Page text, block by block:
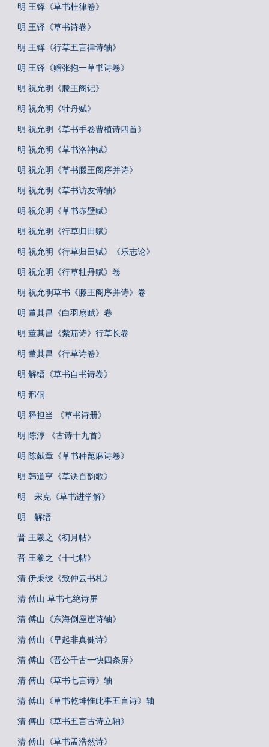
明 王铎《草书杜律卷》
明 王铎《草书诗卷》
明 王铎《行草五言律诗轴》
明 王铎《赠张抱一草书诗卷》
明 祝允明《滕王阁记》
明 祝允明《牡丹赋》
明 祝允明《草书手卷曹植诗四首》
明 祝允明《草书洛神赋》
明 祝允明《草书滕王阁序并诗》
明 祝允明《草书访友诗轴》
明 祝允明《草书赤壁赋》
明 祝允明《行草归田赋》
明 祝允明《行草归田赋》《乐志论》
明 祝允明《行草牡丹赋》卷
明 祝允明草书《滕王阁序并诗》卷
明 董其昌《白羽扇赋》卷
明 董其昌《紫茄诗》行草长卷
明 董其昌《行草诗卷》
明 解缙《草书自书诗卷》
明 邢侗
明 释担当 《草书诗册》
明 陈淳 《古诗十九首》
明 陈献章《草书种蓖麻诗卷》
明 韩道亨《草诀百韵歌》
明 宋克《草书进学解》
明 解缙
晋 王羲之《初月帖》
晋 王羲之《十七帖》
清 伊秉绶《致仲云书札》
清 傅山 草书七绝诗屏
清 傅山《东海倒座崖诗轴》
清 傅山《早起非真健诗》
清 傅山《晋公千古一快四条屏》
清 傅山《草书七言诗》轴
清 傅山《草书乾坤惟此事五言诗》轴
清 傅山《草书五言古诗立轴》
清 傅山《草书孟浩然诗》